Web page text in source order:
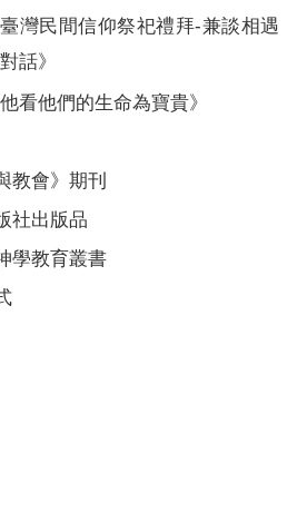
臺灣民間信仰祭祀禮拜-兼談相遇
話》
他看他們的生命為寶貴》
教會》期刊
社出版品
學教育叢書